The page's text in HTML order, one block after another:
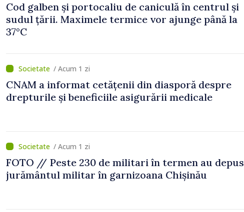
Cod galben și portocaliu de caniculă în centrul și
sudul țării. Maximele termice vor ajunge până la
37°C
/ Acum 1 zi
CNAM a informat cetățenii din diasporă despre
drepturile și beneficiile asigurării medicale
/ Acum 1 zi
FOTO // Peste 230 de militari în termen au depus
jurământul militar în garnizoana Chișinău